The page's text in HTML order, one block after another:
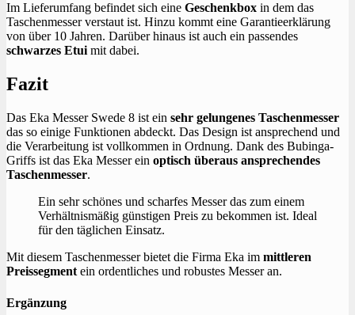
Im Lieferumfang befindet sich eine Geschenkbox in dem das
Taschenmesser verstaut ist. Hinzu kommt eine Garantieerklärung
von über 10 Jahren. Darüber hinaus ist auch ein passendes
schwarzes Etuimit dabei.
Fazit
Das Eka Messer Swede 8 ist ein sehr gelungenes Taschenmesser
das so einige Funktionen abdeckt. Das Design ist ansprechend und
die Verarbeitung ist vollkommen in Ordnung. Dank des Bubinga-
Griffs ist das Eka Messer ein optisch überaus ansprechendes
Taschenmesser.
Ein sehr schönes und scharfes Messer das zum einem
Verhältnismäßig günstigen Preis zu bekommen ist. Ideal
für den täglichen Einsatz.
Mit diesem Taschenmesser bietet die Firma Eka im mittleren
Preissegment ein ordentliches und robustes Messer an.
Ergänzung